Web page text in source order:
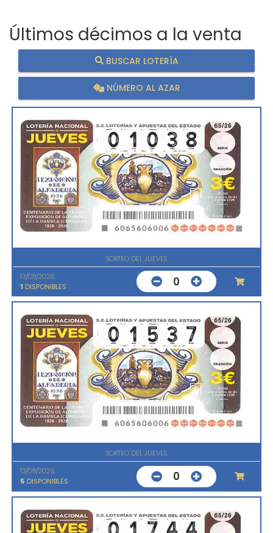
Últimos décimos a la venta
BUSCAR LOTERÍA
NÚMERO AL AZAR
SORTEO DEL JUEVES
13/08/2026
1 DISPONIBLES 0
SORTEO DEL JUEVES
13/08/2026
5 DISPONIBLES 0